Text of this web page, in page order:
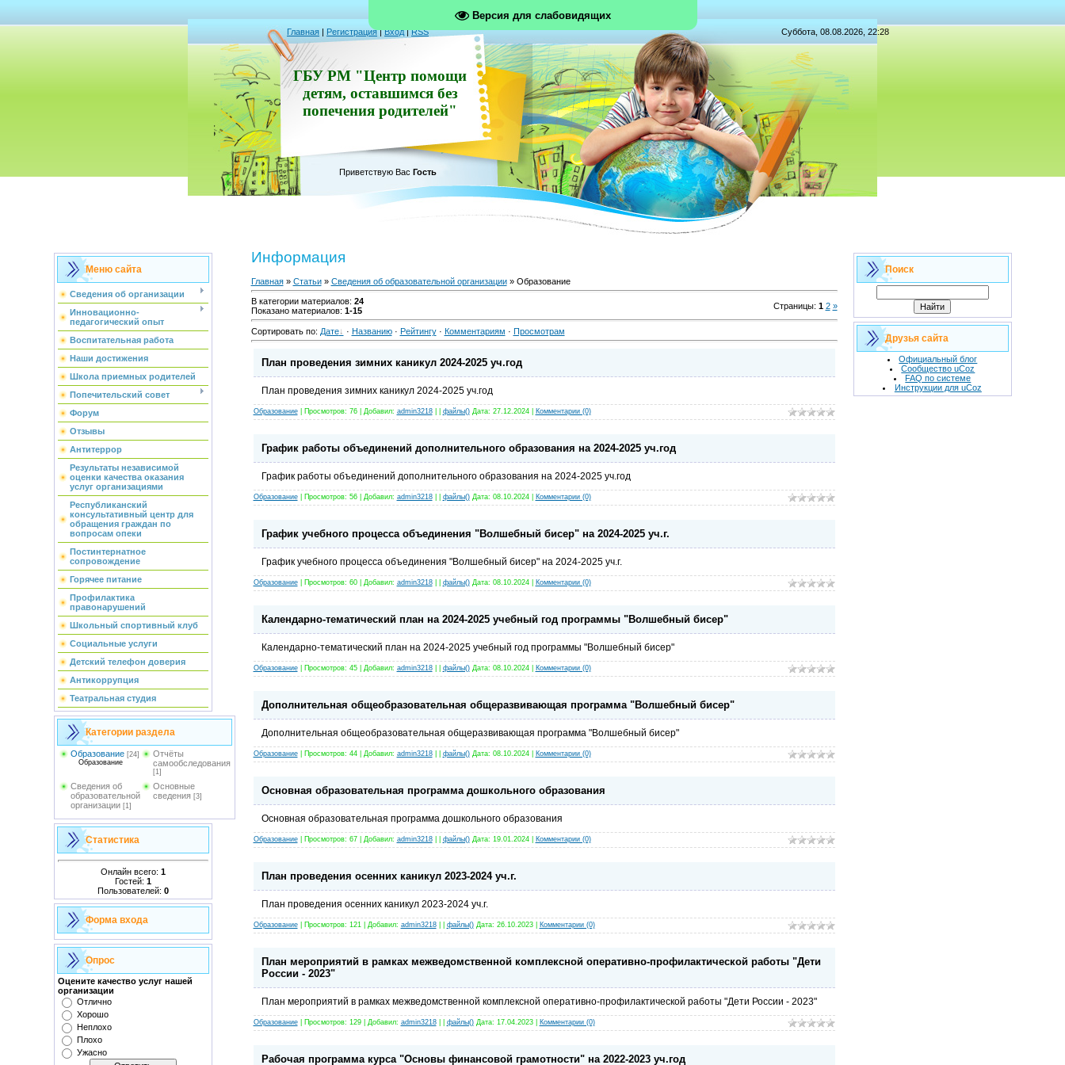
Версия для слабовидящих
Главная | Регистрация|Вход|RSS Суббота, 08.08.2026, 22:28
ГБУ РМ "Центр помощи
детям, оставшимся без
попечения родителей"
Приветствую Вас Гость
Меню сайта
Сведения об организации
Инновационно-
педагогический опыт
Воспитательная работа
Наши достижения
Школа приемных родителей
Попечительский совет
Форум
Отзывы
Антитеррор
Результаты независимой
оценки качества оказания
услуг организациями
Республиканский
консультативный центр для
обращения граждан по
вопросам опеки
Постинтернатное
сопровождение
Горячее питание
Профилактика
правонарушений
Школьный спортивный клуб
Социальные услуги
Детский телефон доверия
Антикоррупция
Театральная студия
Категории раздела
Образование [24]
Образование
Отчёты
самообследования
[1]
Сведения об
образовательной
организации [1]
Основные
сведения [3]
Статистика
Онлайн всего: 1
Гостей: 1
Пользователей: 0
Форма входа
Опрос
Оцените качество услуг нашей
организации
Отлично
Хорошо
Неплохо
Плохо
Ужасно
Информация
Главная» Статьи» Сведения об образовательной организации» Образование
В категории материалов: 24
Показано материалов: 1-15 Страницы: 1 2 »
Сортировать по: Дате · Названию· Рейтингу· Комментариям · Просмотрам
План проведения зимних каникул 2024-2025 уч.год
План проведения зимних каникул 2024-2025 уч.год
Образование| Просмотров: 76 | Добавил: admin3218| | файлы()Дата: 27.12.2024| Комментарии (0)
График работы объединений дополнительного образования на 2024-2025 уч.год
График работы объединений дополнительного образования на 2024-2025 уч.год
Образование| Просмотров: 56 | Добавил: admin3218| | файлы()Дата: 08.10.2024| Комментарии (0)
График учебного процесса объединения "Волшебный бисер" на 2024-2025 уч.г.
График учебного процесса объединения "Волшебный бисер" на 2024-2025 уч.г.
Образование| Просмотров: 60 | Добавил: admin3218| | файлы()Дата: 08.10.2024| Комментарии (0)
Календарно-тематический план на 2024-2025 учебный год программы "Волшебный бисер"
Календарно-тематический план на 2024-2025 учебный год программы "Волшебный бисер"
Образование| Просмотров: 45 | Добавил: admin3218| | файлы()Дата: 08.10.2024| Комментарии (0)
Дополнительная общеобразовательная общеразвивающая программа "Волшебный бисер"
Дополнительная общеобразовательная общеразвивающая программа "Волшебный бисер"
Образование| Просмотров: 44 | Добавил: admin3218| | файлы()Дата: 08.10.2024| Комментарии (0)
Основная образовательная программа дошкольного образования
Основная образовательная программа дошкольного образования
Образование| Просмотров: 67 | Добавил: admin3218| | файлы()Дата: 19.01.2024| Комментарии (0)
План проведения осенних каникул 2023-2024 уч.г.
План проведения осенних каникул 2023-2024 уч.г.
Образование| Просмотров: 121 | Добавил: admin3218| | файлы()Дата: 26.10.2023| Комментарии (0)
План мероприятий в рамках межведомственной комплексной оперативно-профилактической работы "Дети
России - 2023"
План мероприятий в рамках межведомственной комплексной оперативно-профилактической работы "Дети России - 2023"
Образование| Просмотров: 129 | Добавил: admin3218| | файлы()Дата: 17.04.2023| Комментарии (0)
Рабочая программа курса "Основы финансовой грамотности" на 2022-2023 уч.год
Поиск
Друзья сайта
Официальный блог
Сообщество uCoz
FAQ по системе
Инструкции для uCoz